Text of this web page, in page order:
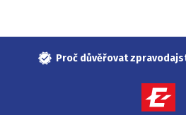
Proč důvěřovat